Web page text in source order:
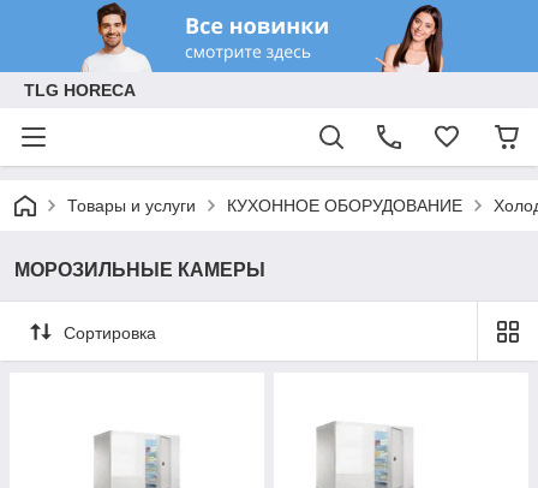
TLG HORECA
Товары и услуги КУХОННОЕ ОБОРУДОВАНИЕ
МОРОЗИЛЬНЫЕ КАМЕРЫ
Сортировка